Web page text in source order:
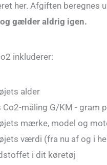
her. Afgiften beregnes
gælder aldrig igen.
inkluderer:
alder
Co2-måling G/KM - gram
mærke, model og
værdi (fra nu af og i
i dit køretøj